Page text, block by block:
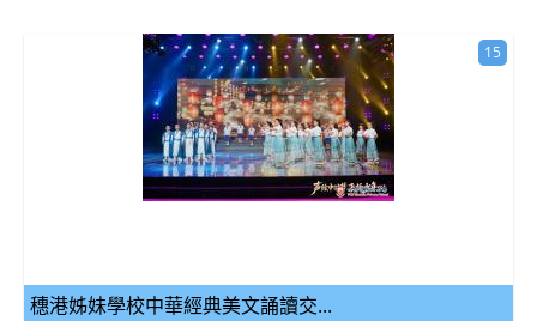
穗港姊妹學校中華經典美文誦讀交...
15